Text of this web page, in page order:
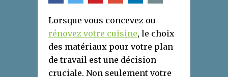
Lorsque vous concevez ou
rénovez votre cuisine, le choix
des matériaux pour votre plan
de travail est une décision
cruciale. Non seulement votre